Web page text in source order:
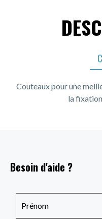
Couteaux pour une
la
Besoin d'aide ?